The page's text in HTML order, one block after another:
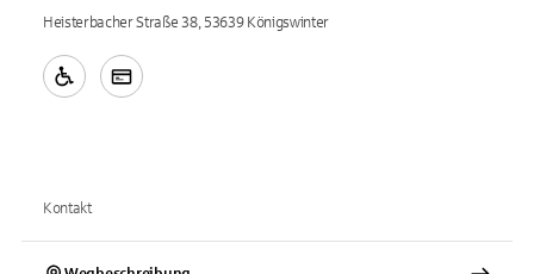
Heisterbacher Straße 38, 53639 Königswinter
Kontakt